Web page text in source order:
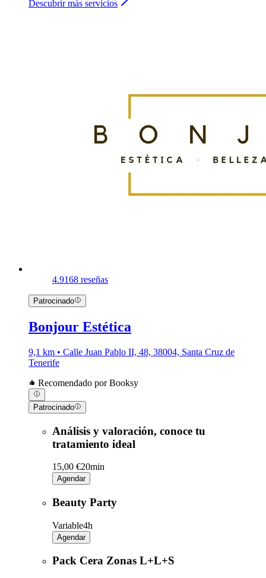
Descubrir más servicios
4.9168 reseñas
Patrocinado
Bonjour Estética
9,1 km • Calle Juan Pablo II, 48, 38004, Santa Cruz de
Tenerife
Recomendado por Booksy
Patrocinado
Análisis y valoración, conoce tu
tratamiento ideal
15,00 €20min
Agendar
Beauty Party
Variable4h
Agendar
Pack Cera Zonas L+L+S